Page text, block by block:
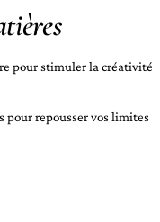
pour stimuler la créativité
pour repousser vos limites